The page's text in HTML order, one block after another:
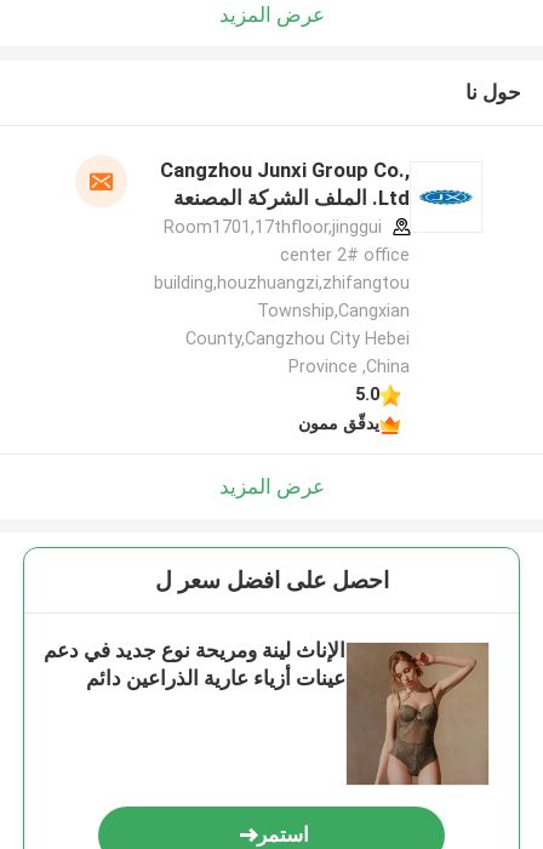
عرض المزيد
حول نا
Cangzhou Junxi Group Co.,
Ltd. الملف الشركة المصنعة
Room1701,17thfloor,jinggui
center 2# office
building,houzhuangzi,zhifangtou
Township,Cangxian
County,Cangzhou City Hebei
Province ,China
5.0
يدقّق ممون
عرض المزيد
احصل على افضل سعر ل
الإناث لينة ومريحة نوع جديد في دعم
عينات أزياء عارية الذراعين دائم
استمر